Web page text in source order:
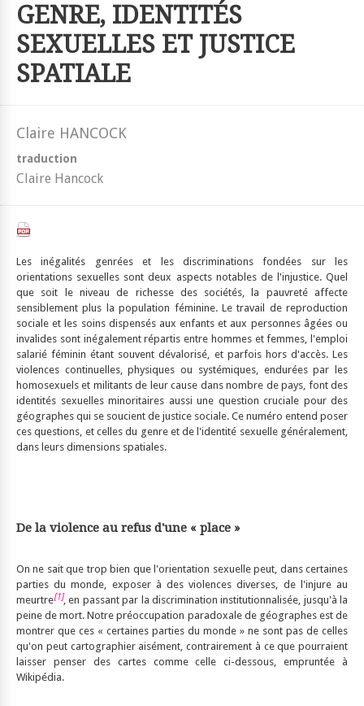
GENRE, IDENTITÉS
SEXUELLES ET JUSTICE
SPATIALE
Claire HANCOCK
traduction
Claire Hancock
Les inégalités genrées et les discriminations fondées sur les
orientations sexuelles sont deux aspects notables de l'injustice. Quel
que soit le niveau de richesse des sociétés, la pauvreté affecte
sensiblement plus la population féminine. Le travail de reproduction
sociale et les soins dispensés aux enfants et aux personnes âgées ou
invalides sont inégalement répartis entre hommes et femmes, l'emploi
salarié féminin étant souvent dévalorisé, et parfois hors d'accès. Les
violences continuelles, physiques ou systémiques, endurées par les
homosexuels et militants de leur cause dans nombre de pays, font des
identités sexuelles minoritaires aussi une question cruciale pour des
géographes qui se soucient de justice sociale. Ce numéro entend poser
ces questions, et celles du genre et de l'identité sexuelle généralement,
dans leurs dimensions spatiales.
De la violence au refus d'une « place »
On ne sait que trop bien que l'orientation sexuelle peut, dans certaines
parties du monde, exposer à des violences diverses, de l'injure au
meurtre[1], en passant par la discrimination institutionnalisée, jusqu'à la
peine de mort. Notre préoccupation paradoxale de géographes est de
montrer que ces « certaines parties du monde » ne sont pas de celles
qu'on peut cartographier aisément, contrairement à ce que pourraient
laisser penser des cartes comme celle ci-dessous, empruntée à
Wikipédia.